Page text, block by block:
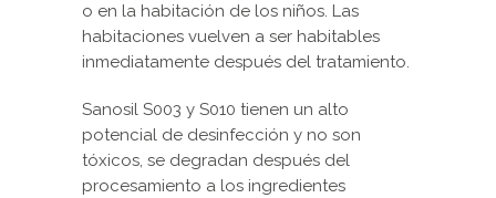
o en la habitación de los niños. Las
habitaciones vuelven a ser habitables
inmediatamente después del tratamiento.
Sanosil S003 y S010 tienen un alto
potencial de desinfección y no son
tóxicos, se degradan después del
procesamiento a los ingredientes